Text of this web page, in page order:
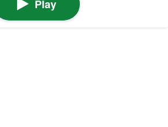
Play